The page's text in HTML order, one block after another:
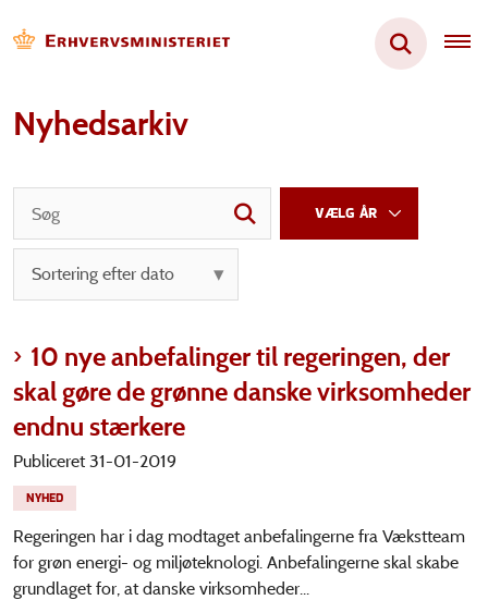
Nyhedsarkiv
10 nye anbefalinger til regeringen, der
skal gøre de grønne danske virksomheder
endnu stærkere
Publiceret 31-01-2019
NYHED
Regeringen har i dag modtaget anbefalingerne fra Vækstteam
for grøn energi- og miljøteknologi. Anbefalingerne skal skabe
grundlaget for, at danske virksomheder...